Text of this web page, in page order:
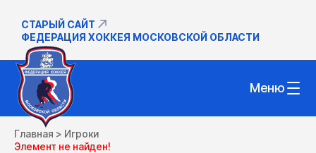
СТАРЫЙ САЙТ
ФЕДЕРАЦИЯ ХОККЕЯ МОСКОВСКОЙ ОБЛАСТИ
Меню
Главная > Игроки
Элемент не найден!